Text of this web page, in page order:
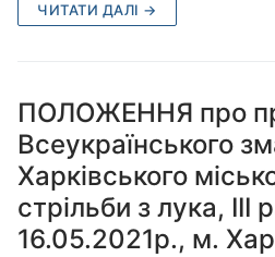
ЧИТАТИ ДАЛІ →
ПОЛОЖЕННЯ про
Всеукраїнського
Харківського
стрільби з лука, ІІІ
16.05.2021р., м.